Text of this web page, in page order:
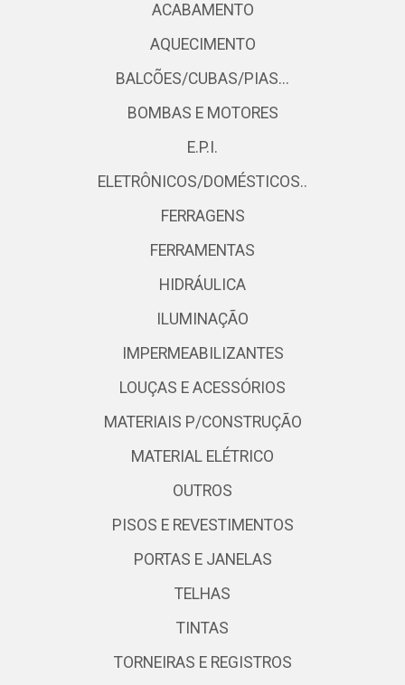
ACABAMENTO
AQUECIMENTO
BALCÕES/CUBAS/PIAS...
BOMBAS E MOTORES
E.P.I.
ELETRÔNICOS/DOMÉSTICOS..
FERRAGENS
FERRAMENTAS
HIDRÁULICA
ILUMINAÇÃO
IMPERMEABILIZANTES
LOUÇAS E ACESSÓRIOS
MATERIAIS P/CONSTRUÇÃO
MATERIAL ELÉTRICO
OUTROS
PISOS E REVESTIMENTOS
PORTAS E JANELAS
TELHAS
TINTAS
TORNEIRAS E REGISTROS